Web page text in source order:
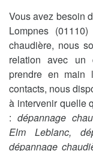
Vous avez besoin
Lompnes
chaudière, nous
relation avec un
prendre en main
contacts, nous
à intervenir quelle
: dépannage
Elm Leblanc,
dépannage